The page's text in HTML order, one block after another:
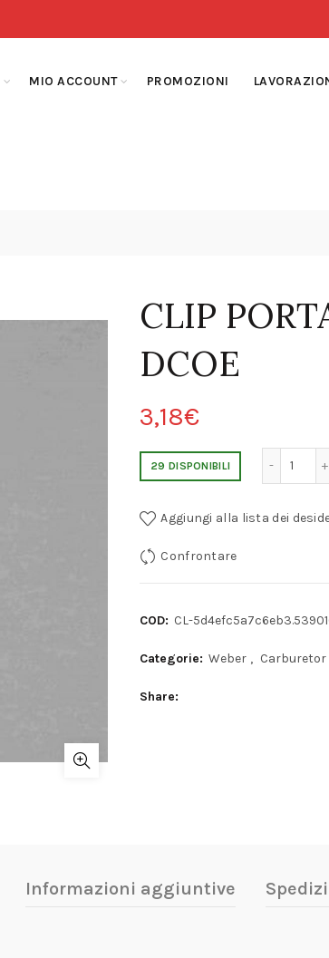
MIO ACCOUNT PROMOZIONI
CLIP
DCOE
3,18€
29 DISPONIBILI
CLIP PORTA MOLLA
Aggiungi alla lista dei
Confrontare
COD: CL-
Categorie: Weber ,
Share
Informazioni aggiuntive